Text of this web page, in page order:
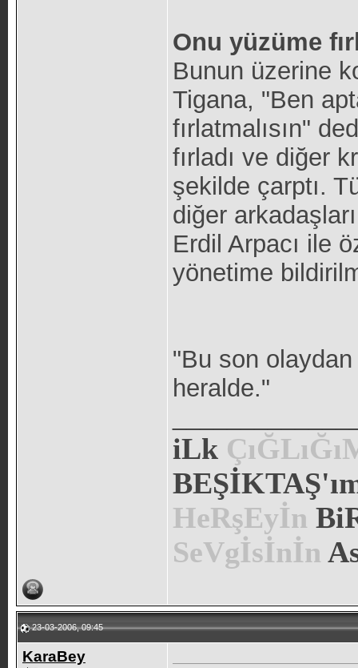
Onu yüzüme
Bunun üzerine
Tigana, "Ben
fırlatmalısın"
fırladı ve diğer
şekilde çarptı.
diğer
Erdil Arpacı ile
yönetime
"Bu son
heralde."
iLk
HeRşEyİn
SeVgİsİnİn
23-03-2006, 09:45
KaraBey